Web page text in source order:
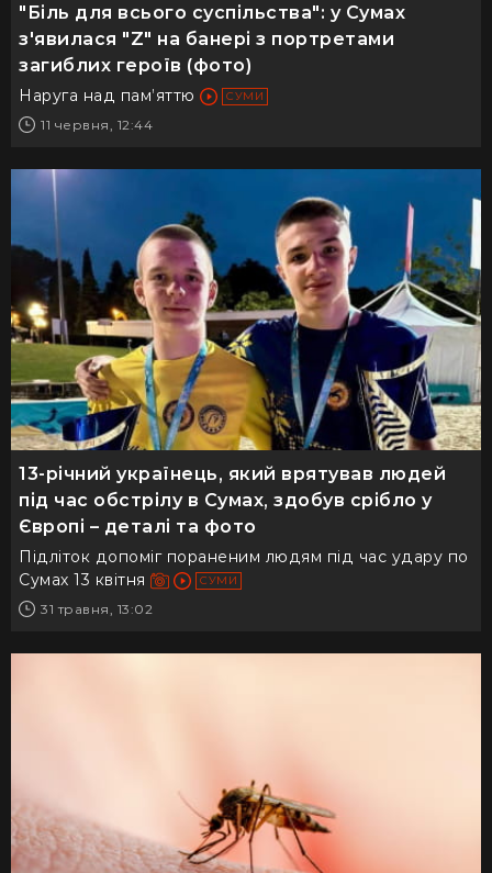
"Біль для всього суспільства": у Сумах
з'явилася "Z" на банері з портретами
загиблих героїв (фото)
Наруга над пам’яттю СУМИ
11 червня, 12:44
13-річний українець, який врятував людей
під час обстрілу в Сумах, здобув срібло у
Європі – деталі та фото
Підліток допоміг пораненим людям під час удару по
Сумах 13 квітня
СУМИ
31 травня, 13:02